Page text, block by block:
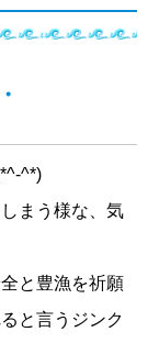
^*)
まう様な、気
と豊漁を祈願
と言うジンク